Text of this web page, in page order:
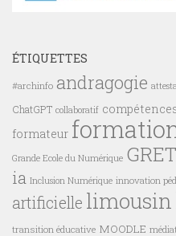
ÉTIQUETTES
#archinfo andragogie
ChatGPT collaboratif
formateur
Grande Ecole du Numérique
ia Inclusion Numérique innovation
artificielle limousin
transition éducative MOODLE